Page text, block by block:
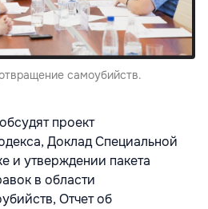
самоубийств.
проект
Доклад Специальной
и утверждении пакета
в области
Отчет об